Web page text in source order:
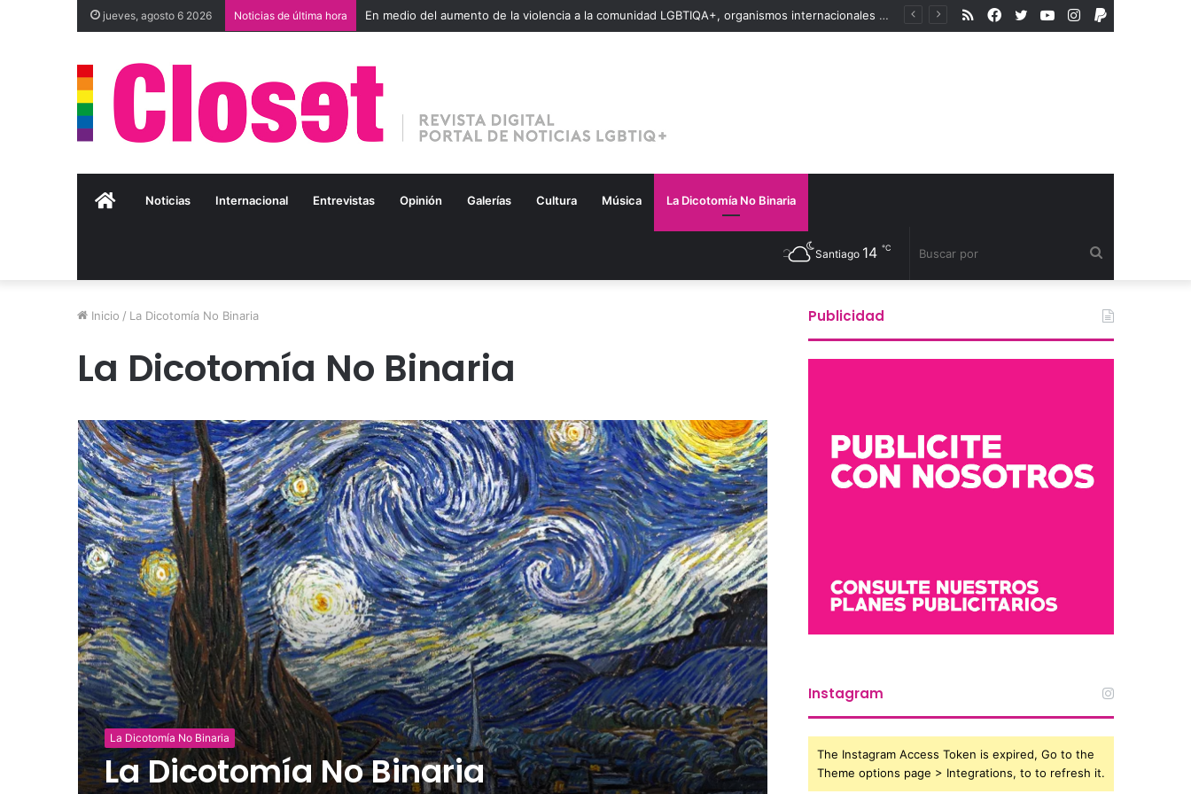
jueves, agosto 6 2026 Noticias de última hora En medio del aumento de la violencia a la comunidad LGBTIQA+, organismos internacionales reconocen a defensores de derechos humanos PayPal
Instagram
YouTube
Twitter
Facebook
RSS
Inicio Noticias Internacional Entrevistas Opinión Galerías Cultura Música La Dicotomía No Binaria
por
Santiago 14 ℃
Inicio / La Dicotomía No Binaria
La Dicotomía No Binaria
La Dicotomía No Binaria
La Dicotomía No Binaria
Publicidad
Instagram
The Instagram Access Token is expired, Go to the
Theme options page > Integrations, to to refresh it.